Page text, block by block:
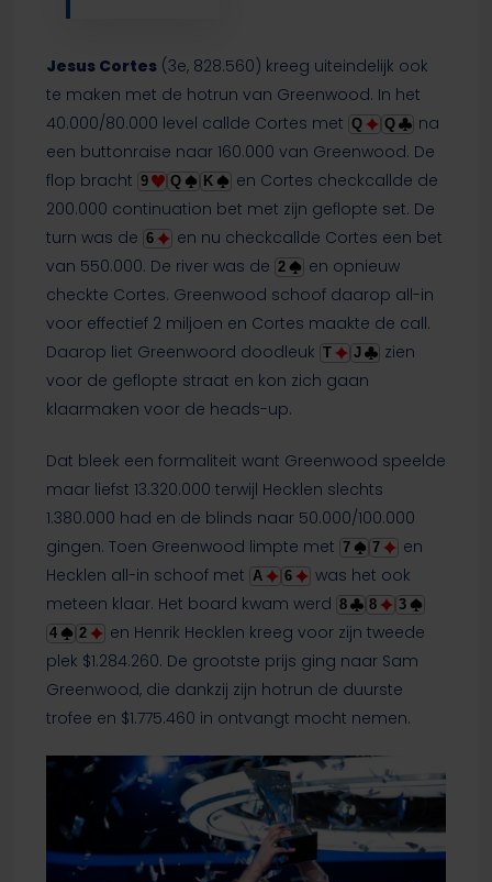
Jesus Cortes(3e, 828.560) kreeg uiteindelijk ook
te maken met de hotrun van Greenwood. In het
40.000/80.000 level callde Cortes met Q Q
na
een buttonraise naar 160.000 van Greenwood. De
flop bracht 9 Q K
en Cortes checkcallde de
200.000 continuation bet met zijn geflopte set. De
turn was de 6
en nu checkcallde Cortes een bet
van 550.000. De river was de 2
en opnieuw
checkte Cortes. Greenwood schoof daarop all-in
voor effectief 2 miljoen en Cortes maakte de call.
Daarop liet Greenwoord doodleuk T J
zien
voor de geflopte straat en kon zich gaan
klaarmaken voor de heads-up.
Dat bleek een formaliteit want Greenwood speelde
maar liefst 13.320.000 terwijl Hecklen slechts
1.380.000 had en de blinds naar 50.000/100.000
gingen. Toen Greenwood limpte met 7 7
en
Hecklen all-in schoof met A 6
was het ook
meteen klaar. Het board kwam werd 8 8
3
4
2
en Henrik Hecklen kreeg voor zijn tweede
plek $1.284.260. De grootste prijs ging naar Sam
Greenwood, die dankzij zijn hotrun de duurste
trofee en $1.775.460 in ontvangt mocht nemen.